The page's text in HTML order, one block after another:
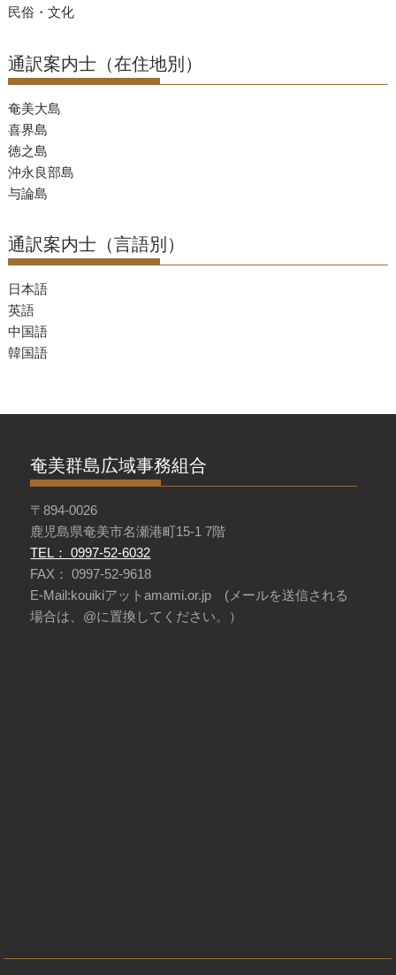
民俗・文化
通訳案内士（在住地別）
奄美大島
喜界島
徳之島
沖永良部島
与論島
通訳案内士（言語別）
日本語
英語
中国語
韓国語
奄美群島広域事務組合
〒894-0026
鹿児島県奄美市名瀬港町15-1 7階
TEL： 0997-52-6032
FAX： 0997-52-9618
E-Mail:kouikiアットamami.or.jp (メールを送信される
場合は、@に置換してください。）